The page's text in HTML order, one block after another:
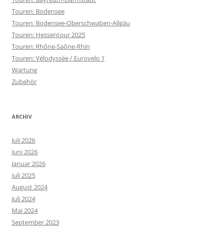
Touren: Bodensee
Touren: Bodensee-Oberschwaben-Allgäu
Touren: Hessentour 2025
Touren: Rhône-Saône-Rhin
Touren: Vélodyssée / Eurovelo 1
Wartung
Zubehör
ARCHIV
Juli 2026
Juni 2026
Januar 2026
Juli 2025
August 2024
Juli 2024
Mai 2024
September 2023